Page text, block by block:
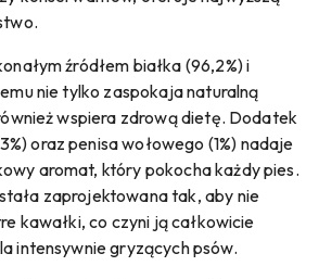
źródłem białka (96,2%) i
nie tylko zaspokaja naturalną
wspiera zdrową dietę. Dodatek
oraz penisa wołowego (1%) nadaje
aromat, który pokocha każdy pies.
zaprojektowana tak, aby nie
kawałki, co czyni ją całkowicie
intensywnie gryzących psów.